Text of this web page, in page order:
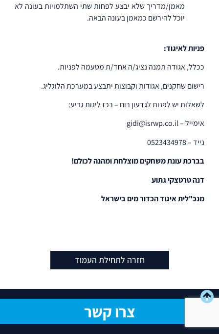
מאמן/מדריך שלא יבצע לפחות שתי השתלמויות בעונה לא
יוכל להירשם כמאמן בעונה הבאה.
פניות לאיגוד:
ככלל, אגודה תמנה נציג/ה אחד/ת מטעמה לפניות.
רישום שחקנים, אגודות וקבוצות יתבצע במערכת הלוגליג.
לשאלות יש לפנות לגדעון רום – רכז ליגות גביע:
אימייל – gidi@isrwp.co.il
נייד – 0523434978
בברכת עונת משחקים מוצלחת ומהנה לכולם!
דנה טרטצקי גתוע
מנכ"לית איגוד הכדור מים בישראל
חזרה לתחילת העמוד
צרו קשר